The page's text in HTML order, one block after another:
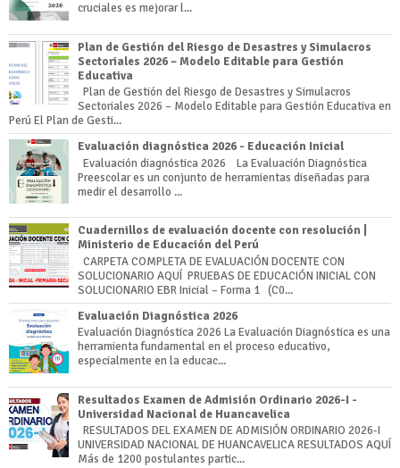
cruciales es mejorar l...
Plan de Gestión del Riesgo de Desastres y Simulacros
Sectoriales 2026 – Modelo Editable para Gestión
Educativa
Plan de Gestión del Riesgo de Desastres y Simulacros
Sectoriales 2026 – Modelo Editable para Gestión Educativa en
Perú El Plan de Gesti...
Evaluación diagnóstica 2026 - Educación Inicial
Evaluación diagnóstica 2026 La Evaluación Diagnóstica
Preescolar es un conjunto de herramientas diseñadas para
medir el desarrollo ...
Cuadernillos de evaluación docente con resolución |
Ministerio de Educación del Perú
CARPETA COMPLETA DE EVALUACIÓN DOCENTE CON
SOLUCIONARIO AQUÍ PRUEBAS DE EDUCACIÓN INICIAL CON
SOLUCIONARIO EBR Inicial – Forma 1 (C0...
Evaluación Diagnóstica 2026
Evaluación Diagnóstica 2026 La Evaluación Diagnóstica es una
herramienta fundamental en el proceso educativo,
especialmente en la educac...
Resultados Examen de Admisión Ordinario 2026-I -
Universidad Nacional de Huancavelica
RESULTADOS DEL EXAMEN DE ADMISIÓN ORDINARIO 2026-I
UNIVERSIDAD NACIONAL DE HUANCAVELICA RESULTADOS AQUÍ
Más de 1200 postulantes partic...